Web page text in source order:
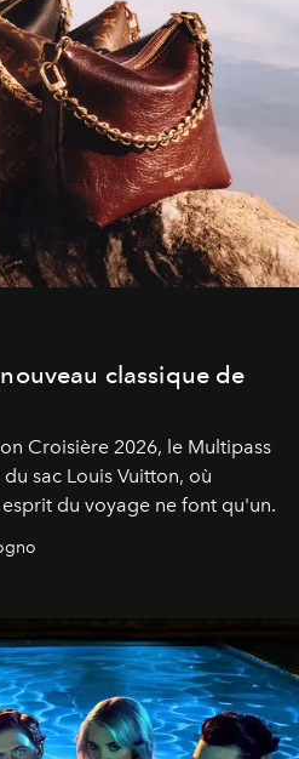
classique de
Croisière 2026, le Multipass
sac Louis Vuitton, où
du voyage ne font qu'un.